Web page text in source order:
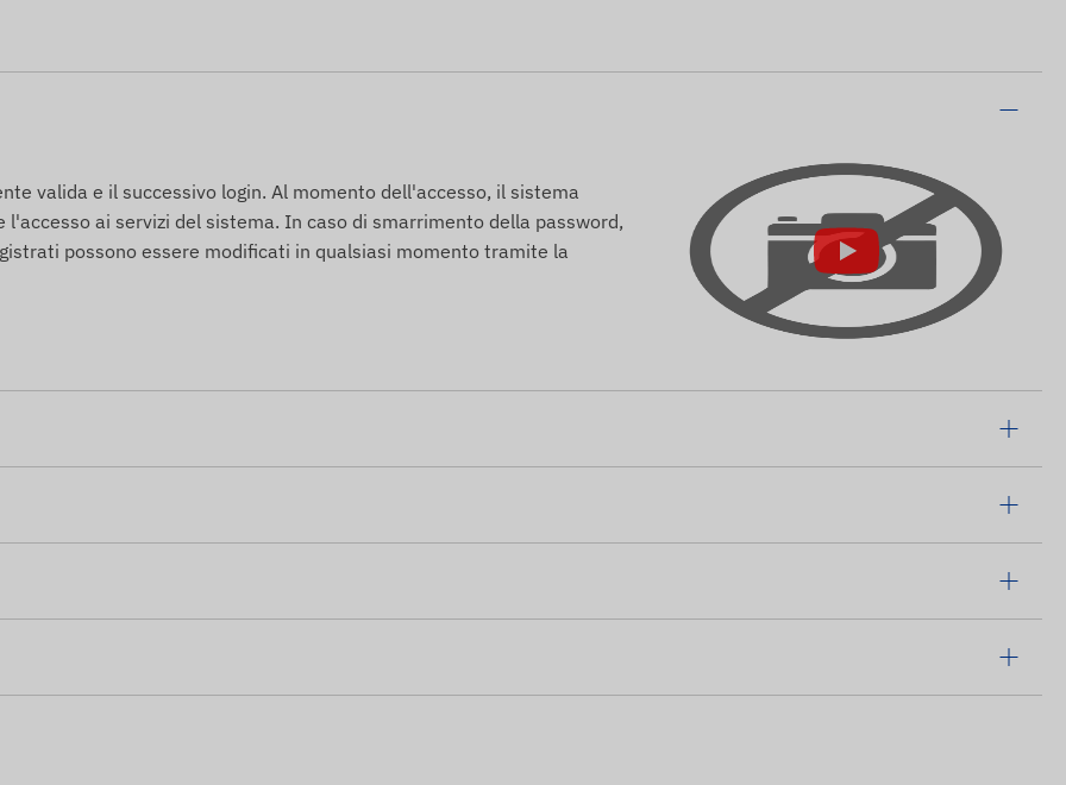
dei dati relativi a questi sul nostro sito
valida e il successivo login. Al momento dell'accesso, il sistema
ai servizi del sistema. In caso di smarrimento della password,
possono essere modificati in qualsiasi momento tramite la